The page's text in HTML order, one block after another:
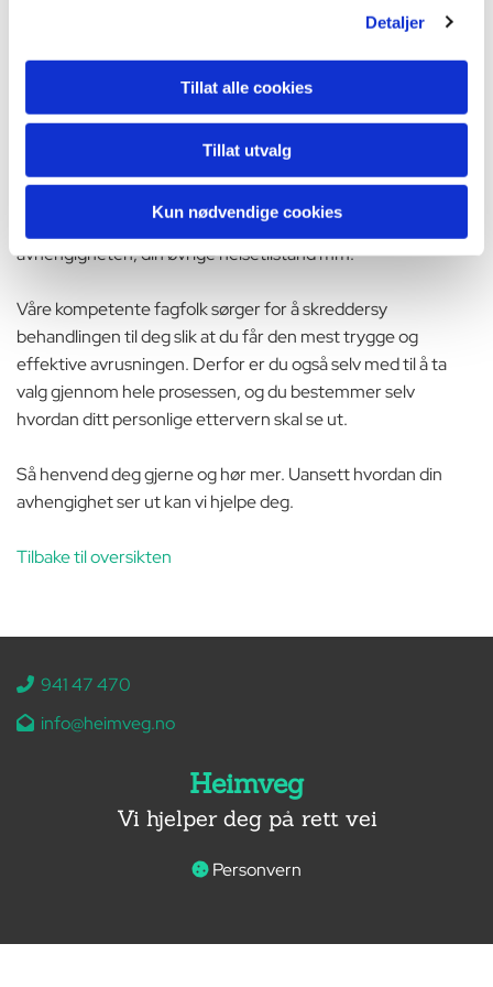
Detaljer
Tillat alle cookies
Tillat utvalg
Kun nødvendige cookies
er avhengig av alkohol, kokain, narkotika eller noe annet. Vi
har erfaring med og viten om avrusning fra alle typer
rusmidler, og derfor kan du trygt anvende oss uansett
hvordan din avhengighet ser ut.
Vi tilpasser vår avrusning etter dine personlige ønsker og
avhengig av din alder, type rusmiddel, varigheten av
avhengigheten, din øvrige helsetilstand mm.
Våre kompetente fagfolk sørger for å skreddersy
behandlingen til deg slik at du får den mest trygge og
effektive avrusningen. Derfor er du også selv med til å ta
valg gjennom hele prosessen, og du bestemmer selv
hvordan ditt personlige ettervern skal se ut.
Så henvend deg gjerne og hør mer. Uansett hvordan din
avhengighet ser ut kan vi hjelpe deg.
Tilbake til oversikten
 941 47 470
 info@heimveg.no
Heimveg
Vi hjelper deg på rett vei
 Personvern